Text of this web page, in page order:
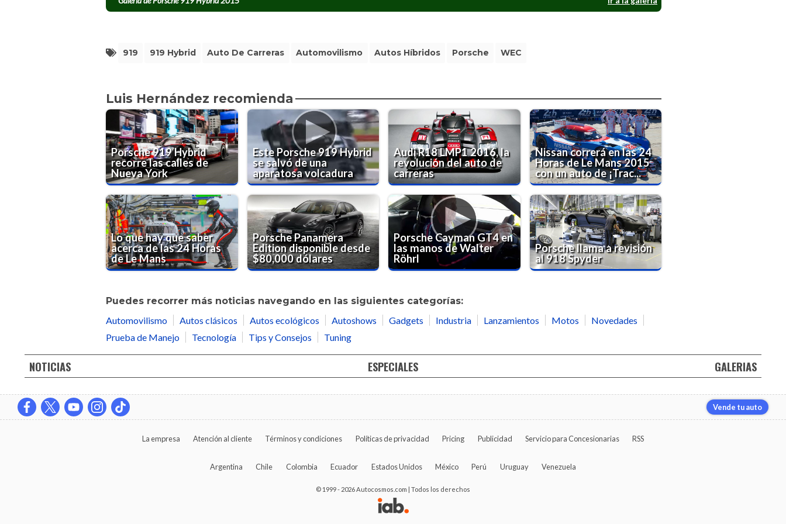
919 919 Hybrid Auto De Carreras Automovilismo Autos Híbridos Porsche WEC
Luis Hernández recomienda
Porsche 919 Hybrid
recorre las calles de
Nueva York
Este Porsche 919 Hybrid
se salvó de una
aparatosa volcadura
Audi R18 LMP1 2016, la
revolución del auto de
carreras
Nissan correrá en las 24
Horas de Le Mans 2015
con un auto de ¡Trac...
Lo que hay que saber
acerca de las 24 Horas
de Le Mans
Porsche Panamera
Edition disponible desde
$80,000 dólares
Porsche Cayman GT4 en
las manos de Walter
Röhrl
Porsche llama a revisión
al 918 Spyder
Puedes recorrer más noticias navegando en las siguientes categorías:
Automovilismo
Autos clásicos Autos ecológicos Autoshows Gadgets Industria Lanzamientos Motos
Novedades
Prueba de Manejo
Tecnología Tips y Consejos Tuning
NOTICIAS ESPECIALES GALERIAS
Vende tu auto
La empresa Atención al cliente Términos y condiciones Políticas de privacidad Pricing Publicidad Servicio para Concesionarias RSS
Argentina Chile Colombia Ecuador Estados Unidos México Perú Uruguay Venezuela
© 1999 - 2026 Autocosmos.com | Todos los derechos